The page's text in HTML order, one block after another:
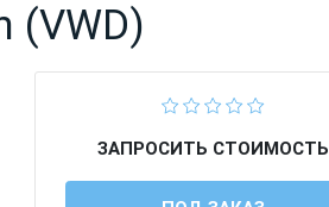
(VWD)
ЗАПРОСИТЬ СТОИМОСТЬ